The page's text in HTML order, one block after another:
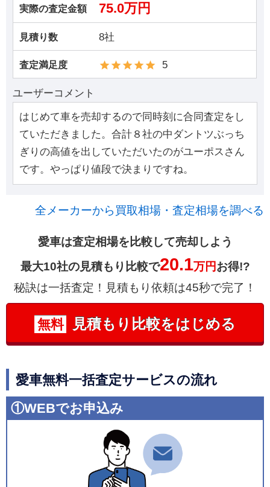
実際の査定金額 75.0万円
見積り数 8社
査定満足度 5
ユーザーコメント
はじめて車を売却するので同時刻に合同査定をし
ていただきました。合計８社の中ダントツぶっち
ぎりの高値を出していただいたのがユーポスさん
です。やっぱり値段で決まりですね。
全メーカーから買取相場・査定相場を調べる
愛車は査定相場を比較して売却しよう
最大10社の見積もり比較で20.1万円お得!?
秘訣は一括査定！見積もり依頼は45秒で完了！
無料 見積もり比較をはじめる
愛車無料一括査定サービスの流れ
①WEBでお申込み